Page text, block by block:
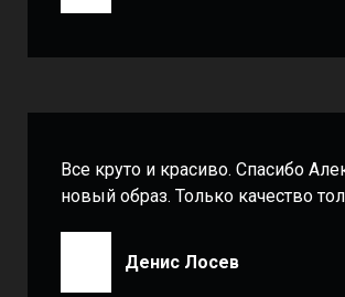
Все круто и красиво. Спасибо
новый образ. Только качество
Денис Лосев